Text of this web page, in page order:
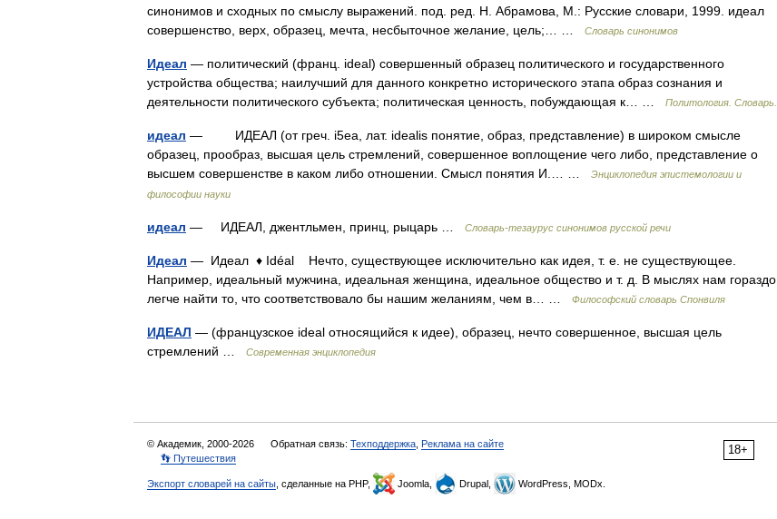
синонимов и сходных по смыслу выражений. под. ред. Н. Абрамова, М.: Русские словари, 1999. идеал
совершенство, верх, образец, мечта, несбыточное желание, цель;… …
Словарь синонимов
Идеал — политический (франц. ideal) совершенный образец политического и государственного
устройства общества; наилучший для данного конкретно исторического этапа образ сознания и
деятельности политического субъекта; политическая ценность, побуждающая к… …
Политология. Словарь.
идеал — ИДЕАЛ (от греч. i5ea, лат. idealis понятие, образ, представление) в широком смысле
образец, прообраз, высшая цель стремлений, совершенное воплощение чего либо, представление о
высшем совершенстве в каком либо отношении. Смысл понятия И.… …
Энциклопедия эпистемологии и
философии науки
идеал — ИДЕАЛ, джентльмен, принц, рыцарь … Словарь-тезаурус синонимов русской речи
Идеал — Идеал ♦ Idéal Нечто, существующее исключительно как идея, т. е. не существующее.
Например, идеальный мужчина, идеальная женщина, идеальное общество и т. д. В мыслях нам гораздо
легче найти то, что соответствовало бы нашим желаниям, чем в… …
Философский словарь Спонвиля
ИДЕАЛ — (французское ideal относящийся к идее), образец, нечто совершенное, высшая цель
стремлений …
Современная энциклопедия
18+
© Академик, 2000-2026 Обратная связь: Техподдержка Реклама на сайте
👣 Путешествия
Экспорт словарей на сайты , сделанные на PHP, Joomla, Drupal, WordPress, MODx.